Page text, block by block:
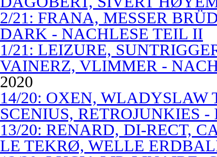
2/21: FRANA, MESSER
DARK - NACHLESE TEIL II
1/21: LEIZURE,
VAINERZ, VLIMMER -
2020
14/20: OXEN, WLADYSLAW
SCENIUS, RETROJUNKIES
13/20: RENARD, DI-RECT,
LE TEKRØ, WELLE